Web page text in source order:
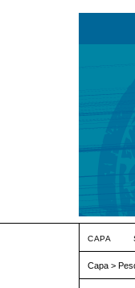
CAPA
Capa >